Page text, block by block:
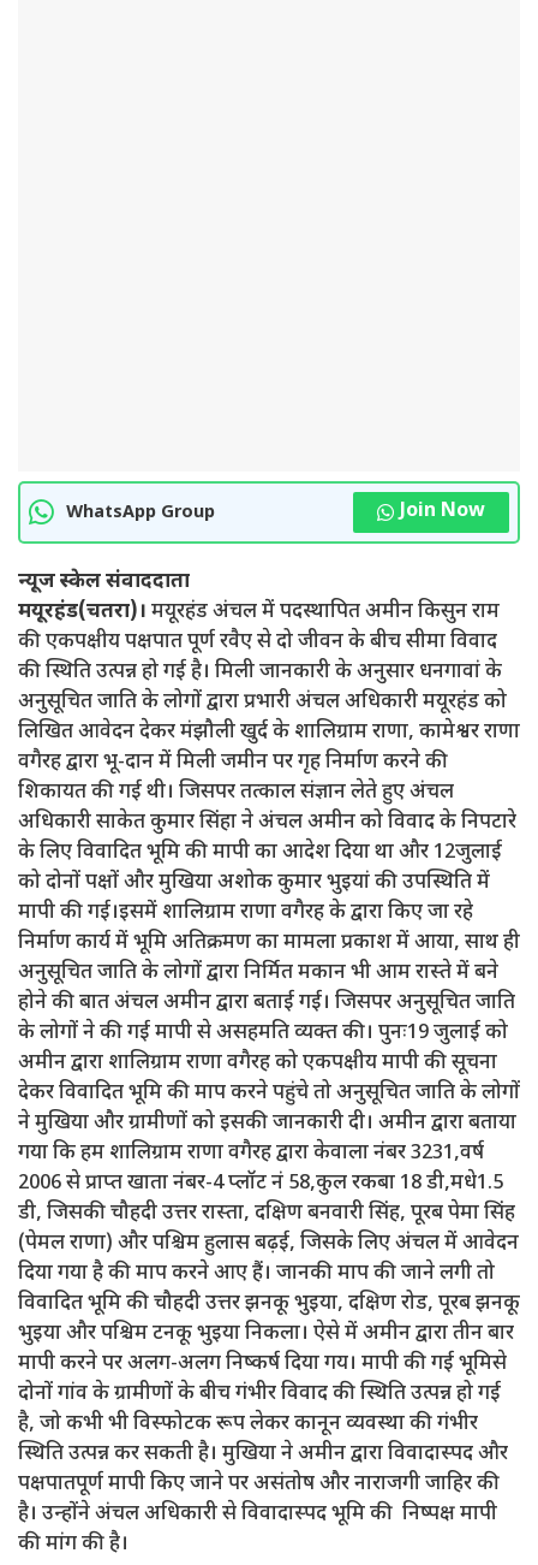
WhatsApp Group Join Now
न्यूज स्केल संवाददाता
मयूरहंड(चतरा)। मयूरहंड अंचल में पदस्थापित अमीन किसुन राम
की एकपक्षीय पक्षपात पूर्ण रवैए से दो जीवन के बीच सीमा विवाद
की स्थिति उत्पन्न हो गई है। मिली जानकारी के अनुसार धनगावां के
अनुसूचित जाति के लोगों द्वारा प्रभारी अंचल अधिकारी मयूरहंड को
लिखित आवेदन देकर मंझौली खुर्द के शालिग्राम राणा, कामेश्वर राणा
वगैरह द्वारा भू-दान में मिली जमीन पर गृह निर्माण करने की
शिकायत की गई थी। जिसपर तत्काल संज्ञान लेते हुए अंचल
अधिकारी साकेत कुमार सिंहा ने अंचल अमीन को विवाद के निपटारे
के लिए विवादित भूमि की मापी का आदेश दिया था और 12जुलाई
को दोनों पक्षों और मुखिया अशोक कुमार भुइयां की उपस्थिति में
मापी की गई।इसमें शालिग्राम राणा वगैरह के द्वारा किए जा रहे
निर्माण कार्य में भूमि अतिक्रमण का मामला प्रकाश में आया, साथ ही
अनुसूचित जाति के लोगों द्वारा निर्मित मकान भी आम रास्ते में बने
होने की बात अंचल अमीन द्वारा बताई गई। जिसपर अनुसूचित जाति
के लोगों ने की गई मापी से असहमति व्यक्त की। पुनः19 जुलाई को
अमीन द्वारा शालिग्राम राणा वगैरह को एकपक्षीय मापी की सूचना
देकर विवादित भूमि की माप करने पहुंचे तो अनुसूचित जाति के लोगों
ने मुखिया और ग्रामीणों को इसकी जानकारी दी। अमीन द्वारा बताया
गया कि हम शालिग्राम राणा वगैरह द्वारा केवाला नंबर 3231,वर्ष
2006 से प्राप्त खाता नंबर-4 प्लॉट नं 58,कुल रकबा 18 डी,मधे1.5
डी, जिसकी चौहदी उत्तर रास्ता, दक्षिण बनवारी सिंह, पूरब पेमा सिंह
(पेमल राणा) और पश्चिम हुलास बढ़ई, जिसके लिए अंचल में आवेदन
दिया गया है की माप करने आए हैं। जानकी माप की जाने लगी तो
विवादित भूमि की चौहदी उत्तर झनकू भुइया, दक्षिण रोड, पूरब झनकू
भुइया और पश्चिम टनकू भुइया निकला। ऐसे में अमीन द्वारा तीन बार
मापी करने पर अलग-अलग निष्कर्ष दिया गय। मापी की गई भूमिसे
दोनों गांव के ग्रामीणों के बीच गंभीर विवाद की स्थिति उत्पन्न हो गई
है, जो कभी भी विस्फोटक रूप लेकर कानून व्यवस्था की गंभीर
स्थिति उत्पन्न कर सकती है। मुखिया ने अमीन द्वारा विवादास्पद और
पक्षपातपूर्ण मापी किए जाने पर असंतोष और नाराजगी जाहिर की
है। उन्होंने अंचल अधिकारी से विवादास्पद भूमि की निष्पक्ष मापी
की मांग की है।